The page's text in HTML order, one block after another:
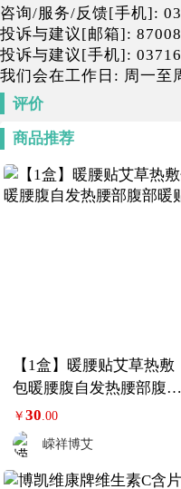
咨询/服务/反馈[手机]:
投诉与建议[邮箱]:
投诉与建议[手机]:
我们会在工作日: 周一至
评价
商品推荐
【1盒】暖腰贴艾草热敷
包暖腰腹自发热腰部腹部
暖贴
￥30 .00
嵘祥博艾